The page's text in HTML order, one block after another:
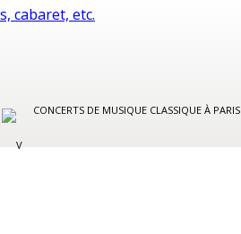
CONCERTS DE MUSIQUE CLASSIQUE À PARIS